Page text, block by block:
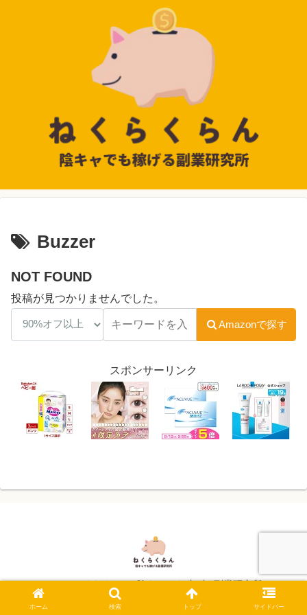
Buzzer
NOT FOUND
投稿が見つかりませんでした。
Amazonで探す
スポンサーリンク
© 2024 ねくらくらん -陰キャでも稼げる副業研究所-.
ホーム 検索 トップ サイドバー